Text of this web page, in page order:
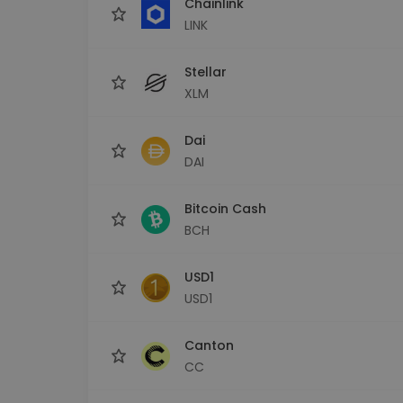
LINK
Stellar
XLM
Dai
DAI
Bitcoin Cash
BCH
USD1
USD1
Canton
CC